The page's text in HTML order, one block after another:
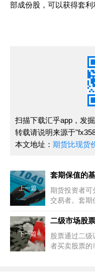
部成份股，可以获得套利
扫描下载汇乎app，发
转载请说明来源于
本文地址： 期货比现货
上一篇
套期保值的
期货投资者可
交易者。套期
下一篇
二级市场股
股票通过二
者买卖股票的